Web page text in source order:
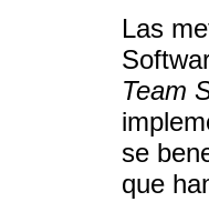
Las
Team
se
que